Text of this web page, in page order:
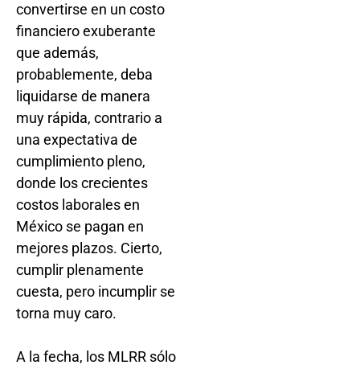
convertirse en un costo
financiero exuberante
que además,
probablemente, deba
liquidarse de manera
muy rápida, contrario a
una expectativa de
cumplimiento pleno,
donde los crecientes
costos laborales en
México se pagan en
mejores plazos. Cierto,
cumplir plenamente
cuesta, pero incumplir se
torna muy caro.
A la fecha, los MLRR sólo